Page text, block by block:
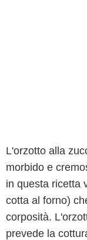
L'orzotto alla
morbido e
in questa ricetta
cotta al forno)
corposità.
prevede la